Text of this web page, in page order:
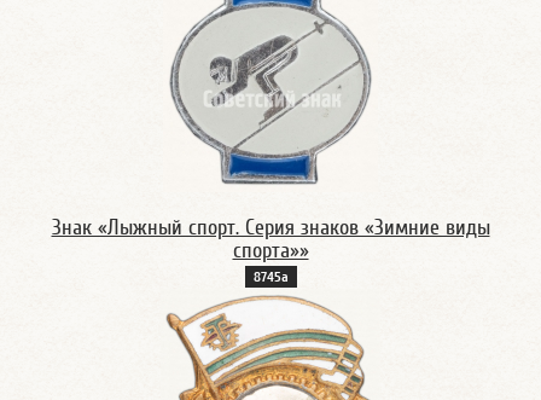
Знак «Лыжный спорт. Серия знаков «Зимние виды
спорта»»
8745а